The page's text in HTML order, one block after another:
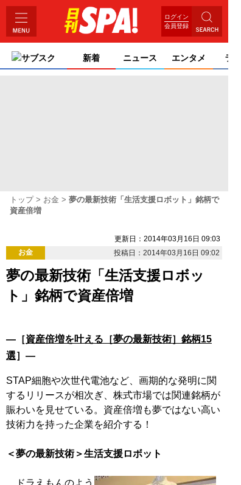
ログイン
会員登録
サブスク 新着 ニュース エンタメ ライ
トップ お金
夢の最新技術「生活支援ロボット」銘柄で
資産倍増
更新日：2014年03月16日 09:03
お金
投稿日：2014年03月16日 09:02
夢の最新技術「生活支援ロボッ
ト」銘柄で資産倍増
―［資産倍増を叶える［夢の最新技術］銘柄15
選］―
STAP細胞や次世代電池など、画期的な発明に関
するリリースが相次ぎ、株式市場では関連銘柄が
賑わいを見せている。資産倍増も夢ではない高い
技術力を持った企業を紹介する！
＜夢の最新技術＞生活支援ロボット
ドラえもんのよう